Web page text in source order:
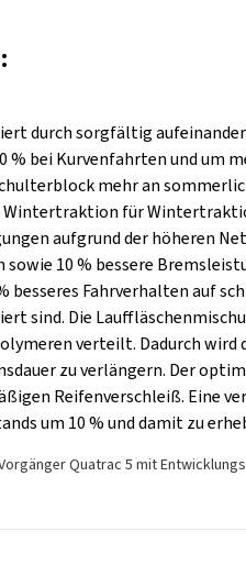
durch sorgfältig
bei Kurvenfahrten und um
mehr an
für
aufgrund der höheren
10 % bessere
besseres Fahrverhalten auf
sind. Die
verteilt. Dadurch wird
zu verlängern. Der
Reifenverschleiß. Eine
um 10 % und damit zu
Quatrac 5 mit